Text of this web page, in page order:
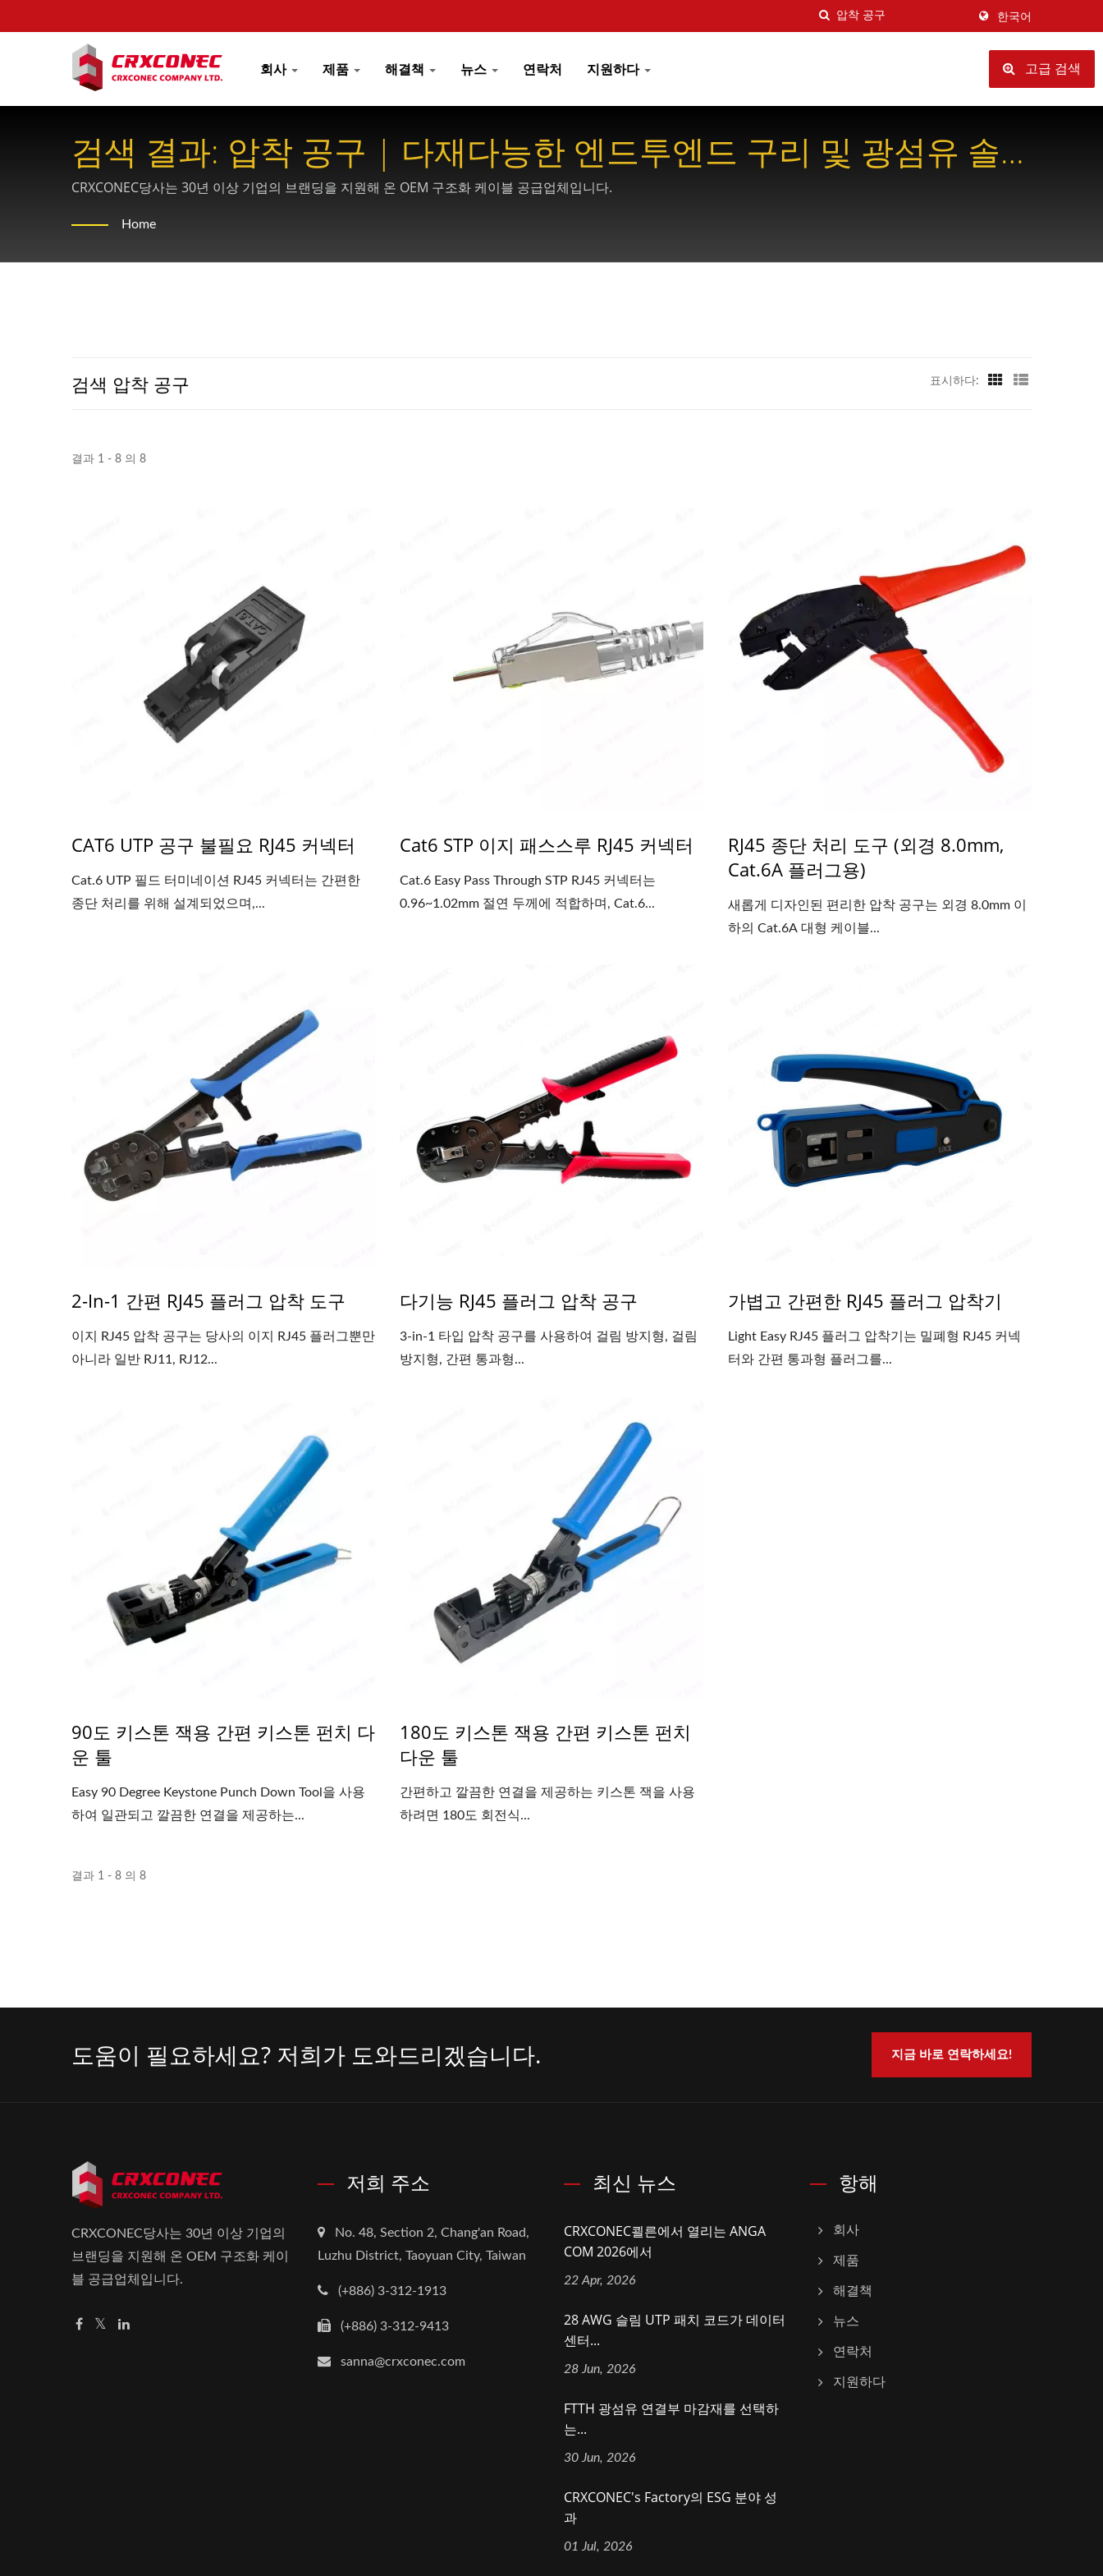
한국어
회사 제품 해결책 뉴스 연락처 지원하다 고급 검색
검색 결과: 압착 공구 | 다재다능한 엔드투엔드 구리 및 광섬유 솔
루션 제공업체 -CRXCONEC
CRXCONEC당사는 30년 이상 기업의 브랜딩을 지원해 온 OEM 구조화 케이블 공급업체입니다.
Home
검색 압착 공구 표시하다:
결과 1 - 8 의 8
CAT6 UTP 공구 불필요 RJ45 커넥터
Cat.6 UTP 필드 터미네이션 RJ45 커넥터는 간편한
종단 처리를 위해 설계되었으며,...
Cat6 STP 이지 패스스루 RJ45 커넥터
Cat.6 Easy Pass Through STP RJ45 커넥터는
0.96~1.02mm 절연 두께에 적합하며, Cat.6...
RJ45 종단 처리 도구 (외경 8.0mm,
Cat.6A 플러그용)
새롭게 디자인된 편리한 압착 공구는 외경 8.0mm 이
하의 Cat.6A 대형 케이블...
2-In-1 간편 RJ45 플러그 압착 도구
이지 RJ45 압착 공구는 당사의 이지 RJ45 플러그뿐만
아니라 일반 RJ11, RJ12...
다기능 RJ45 플러그 압착 공구
3-in-1 타입 압착 공구를 사용하여 걸림 방지형, 걸림
방지형, 간편 통과형...
가볍고 간편한 RJ45 플러그 압착기
Light Easy RJ45 플러그 압착기는 밀폐형 RJ45 커넥
터와 간편 통과형 플러그를...
90도 키스톤 잭용 간편 키스톤 펀치 다
운 툴
Easy 90 Degree Keystone Punch Down Tool을 사용
하여 일관되고 깔끔한 연결을 제공하는...
180도 키스톤 잭용 간편 키스톤 펀치
다운 툴
간편하고 깔끔한 연결을 제공하는 키스톤 잭을 사용
하려면 180도 회전식...
결과 1 - 8 의 8
도움이 필요하세요? 저희가 도와드리겠습니다. 지금 바로 연락하세요!
CRXCONEC당사는 30년 이상 기업의
브랜딩을 지원해 온 OEM 구조화 케이
블 공급업체입니다.
저희 주소
No. 48, Section 2, Chang'an Road,
Luzhu District, Taoyuan City, Taiwan
(+886) 3-312-1913
(+886) 3-312-9413
sanna@crxconec.com
최신 뉴스
CRXCONEC쾰른에서 열리는 ANGA
COM 2026에서
22 Apr, 2026
28 AWG 슬림 UTP 패치 코드가 데이터
센터...
28 Jun, 2026
FTTH 광섬유 연결부 마감재를 선택하
는...
30 Jun, 2026
CRXCONEC's Factory의 ESG 분야 성
과
01 Jul, 2026
항해
회사
제품
해결책
뉴스
연락처
지원하다